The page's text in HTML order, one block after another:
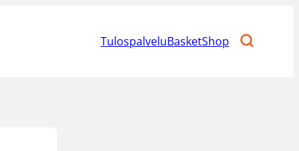
TulospalveluBasketShop